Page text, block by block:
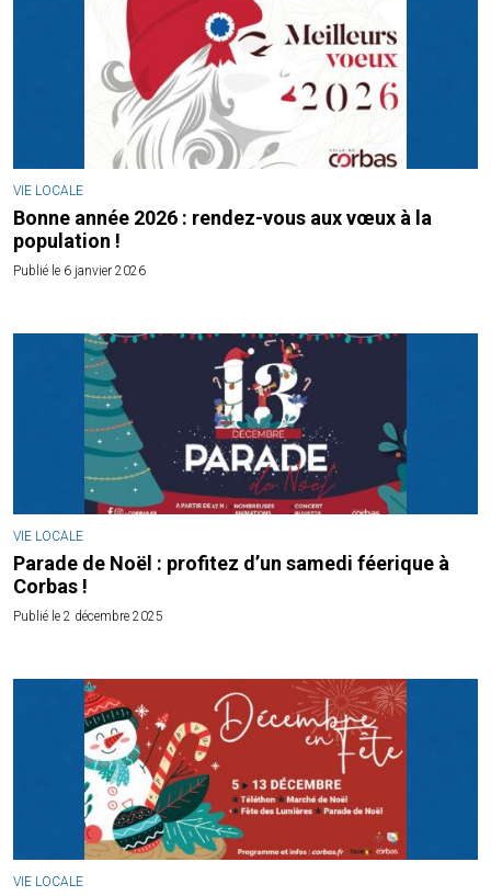
VIE LOCALE
Bonne année 2026 : rendez-vous aux vœux à la
population !
Publié le 6 janvier 2026
VIE LOCALE
Parade de Noël : profitez d’un samedi féerique à
Corbas !
Publié le 2 décembre 2025
VIE LOCALE